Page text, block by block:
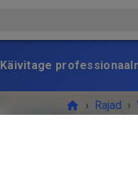
› Rajad ›